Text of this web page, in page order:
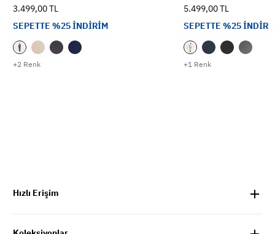
+2 Renk
3.499,00 TL
SEPETTE %25 İNDİRİM
+1 Renk
5.499,00 TL
SEPETTE %25
Hızlı Erişim